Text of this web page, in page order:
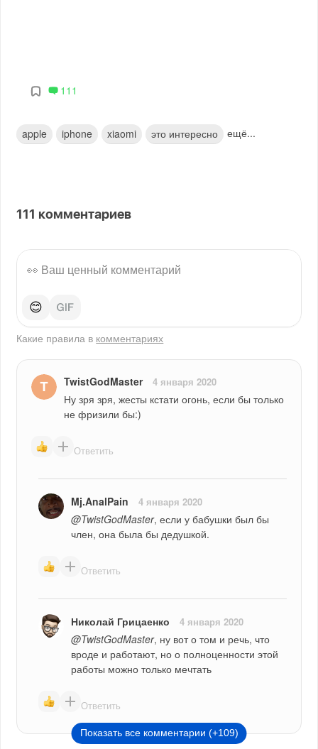
111
apple iphone xiaomi это интересно ещё...
111 комментариев
😊
Какие правила в комментариях
TwistGodMaster 4 января 2020
Ну зря зря, жесты кстати огонь, если бы только
не фризили бы:)
Ответить
Mj.AnalPain 4 января 2020
@TwistGodMaster, если у бабушки был бы
член, она была бы дедушкой.
Ответить
Николай Грицаенко 4 января 2020
@TwistGodMaster, ну вот о том и речь, что
вроде и работают, но о полноценности этой
работы можно только мечтать
Ответить
Показать все комментарии (+109)